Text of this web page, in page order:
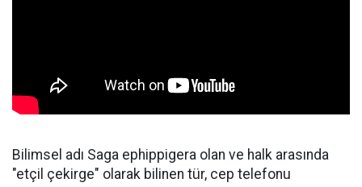
Bilimsel adı Saga ephippigera olan ve halk arasında
"etçil çekirge" olarak bilinen tür, cep telefonu